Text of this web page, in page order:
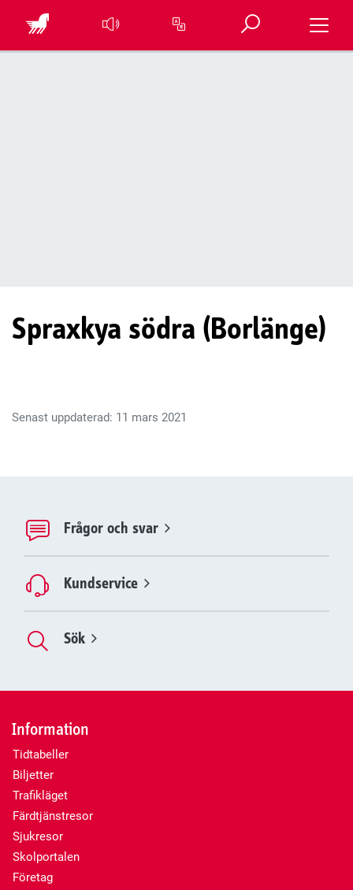
Översätt sidan Öppna
Spraxkya södra (Borlänge)
Senast uppdaterad: 11 mars 2021
Frågor och svar
Kundservice
Sök
Information
Tidtabeller
Biljetter
Trafikläget
Färdtjänstresor
Sjukresor
Skolportalen
Företag